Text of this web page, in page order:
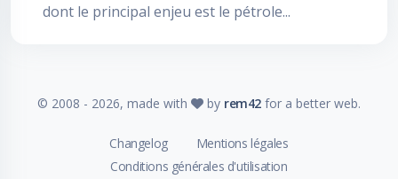
dont le principal enjeu est le pétrole...
© 2008 - 2026, made with by rem42 for a better web.
Changelog
Mentions légales
Conditions générales d'utilisation